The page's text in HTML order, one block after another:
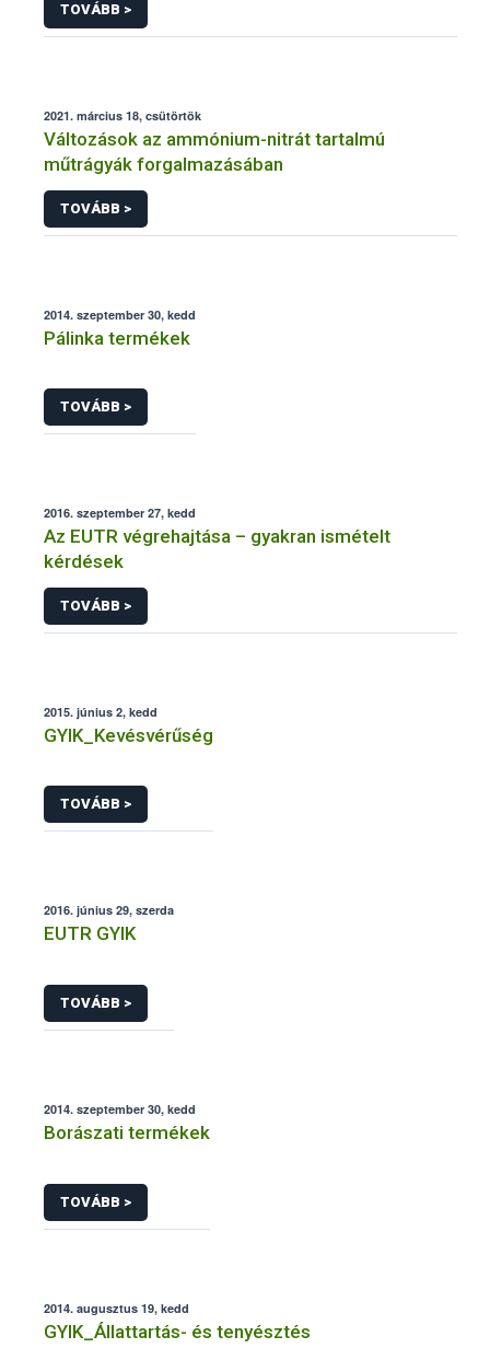
TOVÁBB >
2021. március 18, csütörtök
Változások az ammónium-nitrát tartalmú
műtrágyák forgalmazásában
TOVÁBB >
2014. szeptember 30, kedd
Pálinka termékek
TOVÁBB >
2016. szeptember 27, kedd
Az EUTR végrehajtása – gyakran ismételt
kérdések
TOVÁBB >
2015. június 2, kedd
GYIK_Kevésvérűség
TOVÁBB >
2016. június 29, szerda
EUTR GYIK
TOVÁBB >
2014. szeptember 30, kedd
Borászati termékek
TOVÁBB >
2014. augusztus 19, kedd
GYIK_Állattartás- és tenyésztés